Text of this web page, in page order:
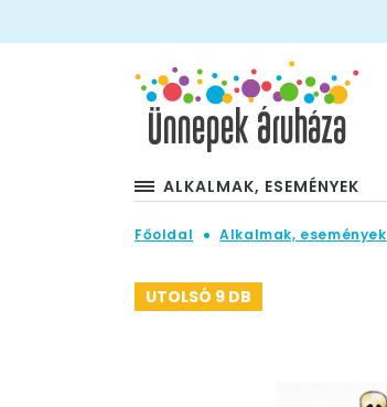
ALKALMAK, ESEMÉNYEK
Főoldal Alkalmak, események
UTOLSÓ 9 DB